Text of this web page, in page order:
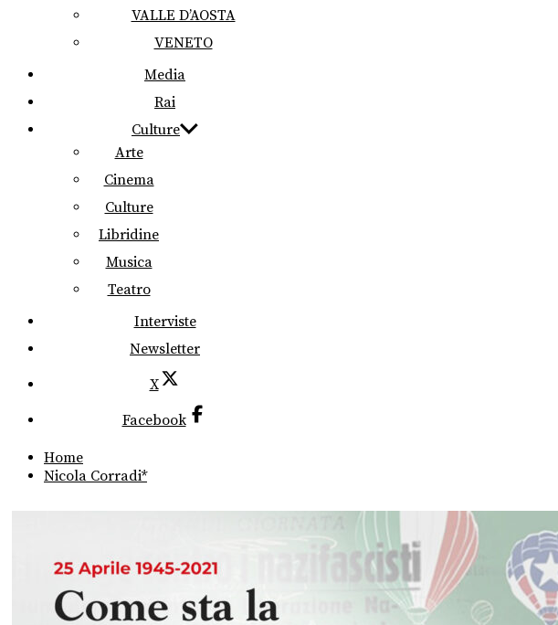
VALLE D’AOSTA
VENETO
Media
Rai
Culture
Arte
Cinema
Culture
Libridine
Musica
Teatro
Interviste
Newsletter
X
Facebook
Home
Nicola Corradi*